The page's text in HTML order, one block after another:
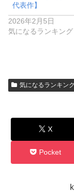
代表作】
2026年2月5日
気になるランキング
気になるランキン
X
Pocket